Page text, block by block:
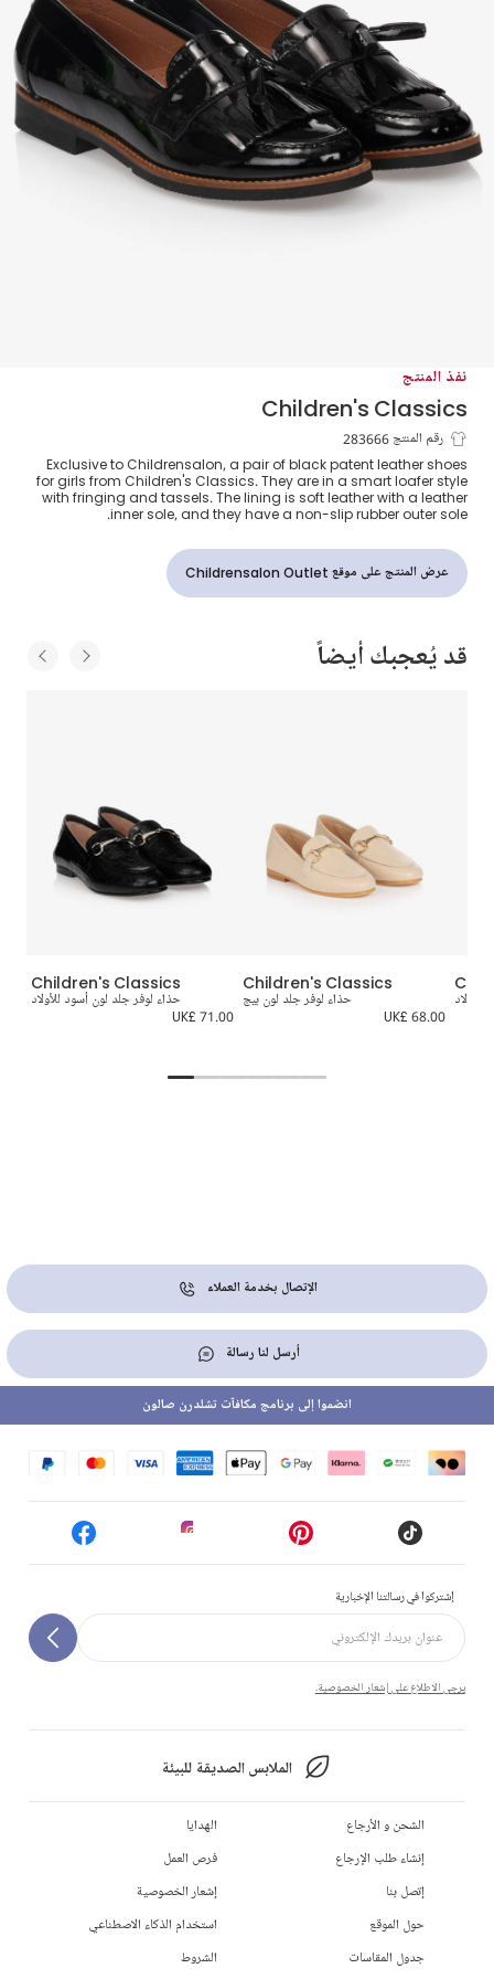
نفذ المنتج
Children's Classics
حذاء لوفر جلد لامع لون أسود للبنات
رقم المنتج 283666
Exclusive to Childrensalon, a pair of black patent leather shoes
for girls from Children's Classics. They are in a smart loafer style
with fringing and tassels. The lining is soft leather with a leather
inner sole, and they have a non-slip rubber outer sole.
عرض المنتج على موقع Childrensalon Outlet
قد يُعجبك أيضاً
Children's Classics
حذاء لوفر جلد لون أسود للأولاد
UK£ 71.00
Children's Classics
حذاء لوفر جلد لون بيج
UK£ 68.00
الإتصال بخدمة العملاء
أرسل لنا رسالة
إشتركوا في رسالتنا الإخبارية
يرجى الاطلاع على إشعار الخصوصية.
الملابس الصديقة للبيئة
انضموا إلى برنامج مكافآت تشلدرن صالون
الشحن و الأرجاع
إنشاء طلب الإرجاع
إتصل بنا
حول الموقع
جدول المقاسات
الهدايا
فرص العمل
إشعار الخصوصية
استخدام الذكاء الاصطناعي
الشروط